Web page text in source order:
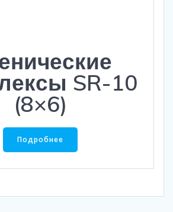
SR-10
(8×6)
Подробнее